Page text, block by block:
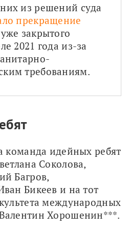
из решений суда
прекращение
закрытого
2021 года из-за
требованиям.
команда идейных ребят
Соколова,
Багров,
Бикеев и на тот
международных
отношений СПбГУ Валентин Хорошенин***.